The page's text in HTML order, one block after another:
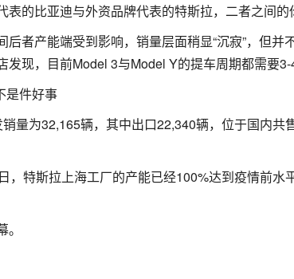
的比亚迪与外资品牌代表的特斯拉，二者之间的
者产能端受到影响，销量层面稍显“沉寂”，但并
现，目前Model 3与Model Y的提车周期都需要3-
量为32,165辆，其中出口22,340辆，位于国内共
，特斯拉上海工厂的产能已经100%达到疫情前水